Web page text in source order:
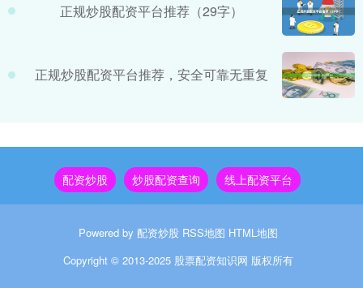
正规炒股配资平台推荐（29字）
正规炒股配资平台推荐，安全可靠无重复
配资炒股 炒股配资查询 线上配资平台
Powered by 配资炒股 RSS地图 HTML地图
Copyright © 2013-2025 股票配资知识网 版权所有